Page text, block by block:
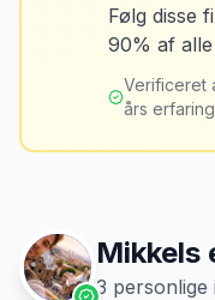
MJ
“Jeg
vinkler
Tank
er
Følg disse
90% af
Verificeret
års erfaring
Mikkels
3 personlige